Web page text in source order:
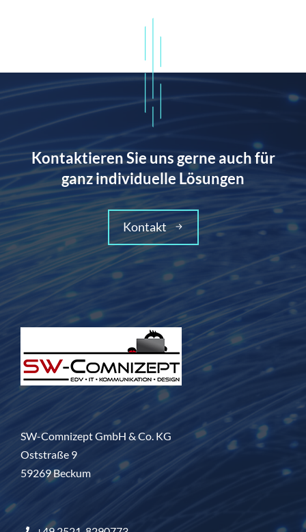
Kontaktieren Sie uns gerne auch für
ganz individuelle Lösungen
Kontakt
SW-Comnizept GmbH & Co. KG
Oststraße 9
59269 Beckum